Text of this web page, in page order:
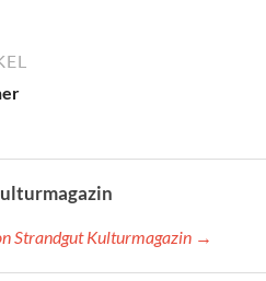
Strandgut Kulturmagazin →